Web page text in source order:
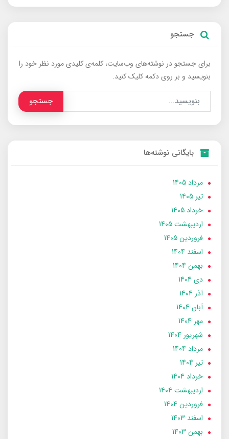
جستجو
برای جستجو در نوشته‌های وب‌سایت، کلمه‌ی کلیدی مورد نظر خود را
بنویسید و بر روی دکمه کلیک کنید.
جستجو
بایگانی نوشته‌ها
مرداد 1405
تير 1405
خرداد 1405
ارديبهشت 1405
فروردین 1405
اسفند 1404
بهمن 1404
دی 1404
آذر 1404
آبان 1404
مهر 1404
شهریور 1404
مرداد 1404
تير 1404
خرداد 1404
ارديبهشت 1404
فروردین 1404
اسفند 1403
بهمن 1403